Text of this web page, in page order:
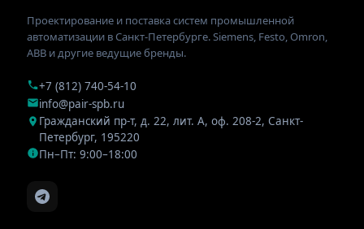
Проектирование и поставка систем промышленной
автоматизации в Санкт-Петербурге. Siemens, Festo, Omron,
ABB и другие ведущие бренды.
+7 (812) 740-54-10
info@pair-spb.ru
Гражданский пр-т, д. 22, лит. А, оф. 208-2, Санкт-
Петербург, 195220
Пн–Пт: 9:00–18:00